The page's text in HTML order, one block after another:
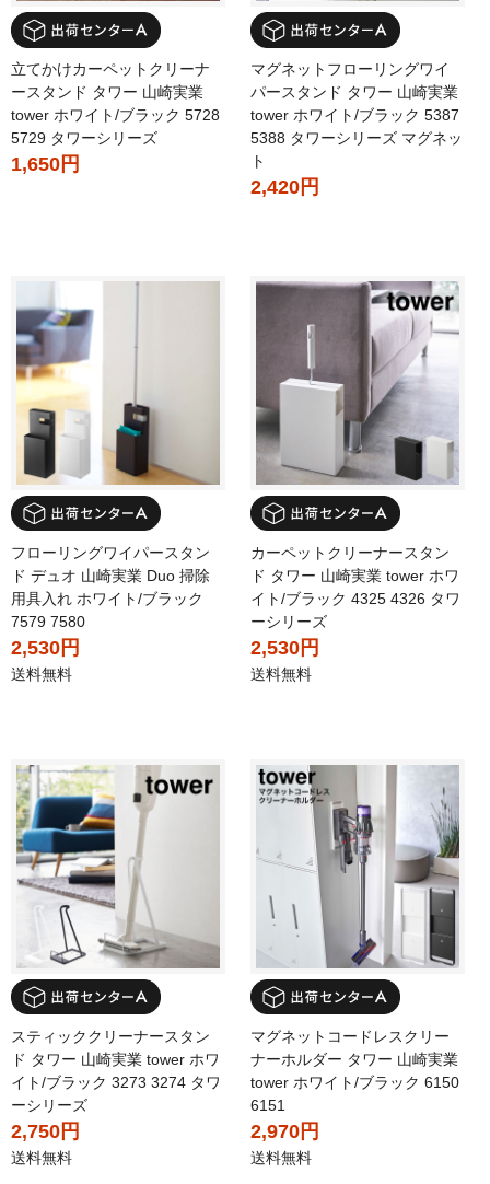
立てかけカーペットクリーナ
ースタンド タワー 山崎実業
tower ホワイト/ブラック 5728
5729 タワーシリーズ
1,650円
マグネットフローリングワイ
パースタンド タワー 山崎実業
tower ホワイト/ブラック 5387
5388 タワーシリーズ マグネッ
ト
2,420円
フローリングワイパースタン
ド デュオ 山崎実業 Duo 掃除
用具入れ ホワイト/ブラック
7579 7580
2,530円
送料無料
カーペットクリーナースタン
ド タワー 山崎実業 tower ホワ
イト/ブラック 4325 4326 タワ
ーシリーズ
2,530円
送料無料
スティッククリーナースタン
ド タワー 山崎実業 tower ホワ
イト/ブラック 3273 3274 タワ
ーシリーズ
2,750円
送料無料
マグネットコードレスクリー
ナーホルダー タワー 山崎実業
tower ホワイト/ブラック 6150
6151
2,970円
送料無料